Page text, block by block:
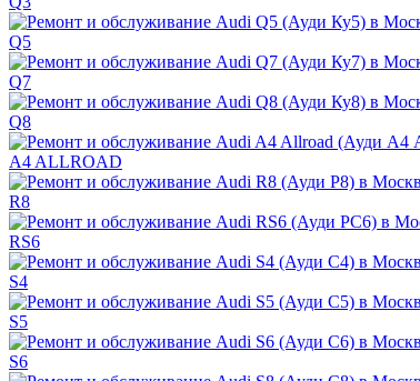
Q5
Q7
Q8
A4 ALLROAD
R8
RS6
S4
S5
S6